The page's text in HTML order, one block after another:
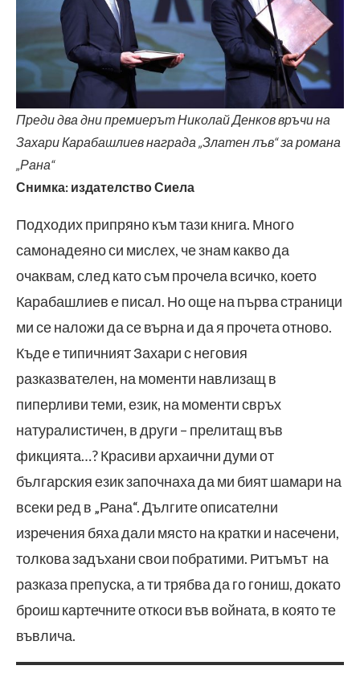
Преди два дни премиерът Николай Денков връчи на
Захари Карабашлиев награда „Златен лъв“ за романа
„Рана“
Снимка: издателство Сиела
Подходих припряно към тази книга. Много
самонадеяно си мислех, че знам какво да
очаквам, след като съм прочела всичко, което
Карабашлиев е писал. Но още на първа страници
ми се наложи да се върна и да я прочета отново.
Къде е типичният Захари с неговия
разказвателен, на моменти навлизащ в
пиперливи теми, език, на моменти свръх
натуралистичен, в други – прелитащ във
фикцията…? Красиви архаични думи от
българския език започнаха да ми бият шамари на
всеки ред в „Рана“. Дългите описателни
изречения бяха дали място на кратки и насечени,
толкова задъхани свои побратими. Ритъмът на
разказа препуска, а ти трябва да го гониш, докато
броиш картечните откоси във войната, в която те
въвлича.